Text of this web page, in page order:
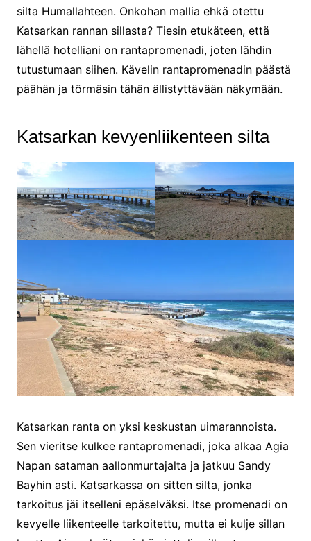
silta Humallahteen. Onkohan mallia ehkä otettu
Katsarkan rannan sillasta? Tiesin etukäteen, että
lähellä hotelliani on rantapromenadi, joten lähdin
tutustumaan siihen. Kävelin rantapromenadin päästä
päähän ja törmäsin tähän ällistyttävään näkymään.
Katsarkan kevyenliikenteen silta
Katsarkan ranta on yksi keskustan uimarannoista.
Sen vieritse kulkee rantapromenadi, joka alkaa Agia
Napan sataman aallonmurtajalta ja jatkuu Sandy
Bayhin asti. Katsarkassa on sitten silta, jonka
tarkoitus jäi itselleni epäselväksi. Itse promenadi on
kevyelle liikenteelle tarkoitettu, mutta ei kulje sillan